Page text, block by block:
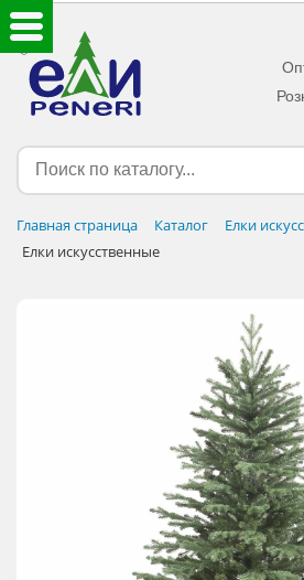
Главная страница Каталог
Елки
Елки искусственные
ЕЛКИ ИСКУССТВЕННЫЕ
ЕЛОЧНЫЕ УКРАШЕНИЯ
НОВОГОДНИЙ ДЕКОР
АКЦИИ И ПОДАРКИ